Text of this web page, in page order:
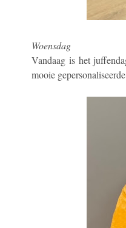
Woensdag
Vandaag is het
mooie